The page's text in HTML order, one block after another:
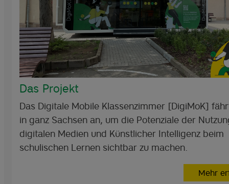
Das Projekt
Das Digitale Mobile Klassenzimmer [DigiMoK]
in ganz Sachsen an, um die Potenziale der
digitalen Medien und Künstlicher Intelligenz beim
schulischen Lernen sichtbar zu machen.
Mehr